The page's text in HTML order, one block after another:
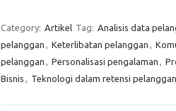
Category: Artikel Tag: Analisis data
pelanggan , Keterlibatan pelanggan ,
pelanggan , Personalisasi pengalaman ,
Bisnis , Teknologi dalam retensi pelanggan